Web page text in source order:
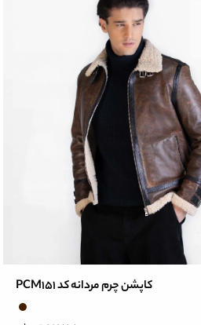
کاپشن چرم مردانه کد PCM151